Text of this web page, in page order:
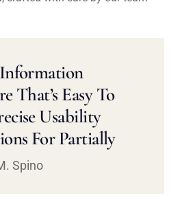
That’s Easy To
Usability
For Partially
Spino